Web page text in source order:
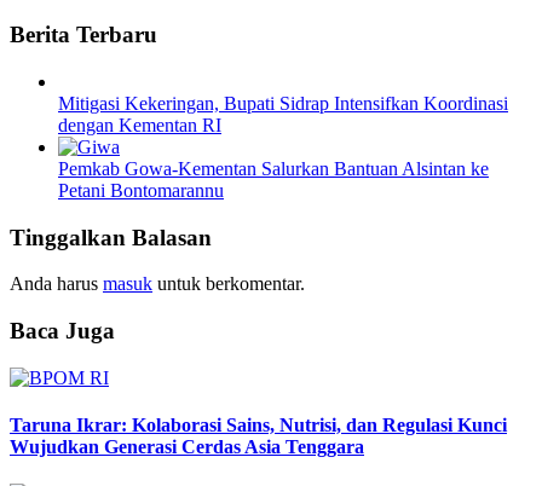
Berita Terbaru
Mitigasi Kekeringan, Bupati Sidrap Intensifkan Koordinasi
dengan Kementan RI
Pemkab Gowa-Kementan Salurkan Bantuan Alsintan ke
Petani Bontomarannu
Tinggalkan Balasan
Anda harus masuk untuk berkomentar.
Baca Juga
Taruna Ikrar: Kolaborasi Sains, Nutrisi, dan Regulasi Kunci
Wujudkan Generasi Cerdas Asia Tenggara